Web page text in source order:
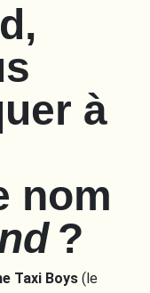
à
nom
?
Taxi Boys (le